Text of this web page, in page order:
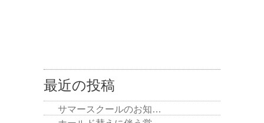
最近の投稿
サマースクールのお知…